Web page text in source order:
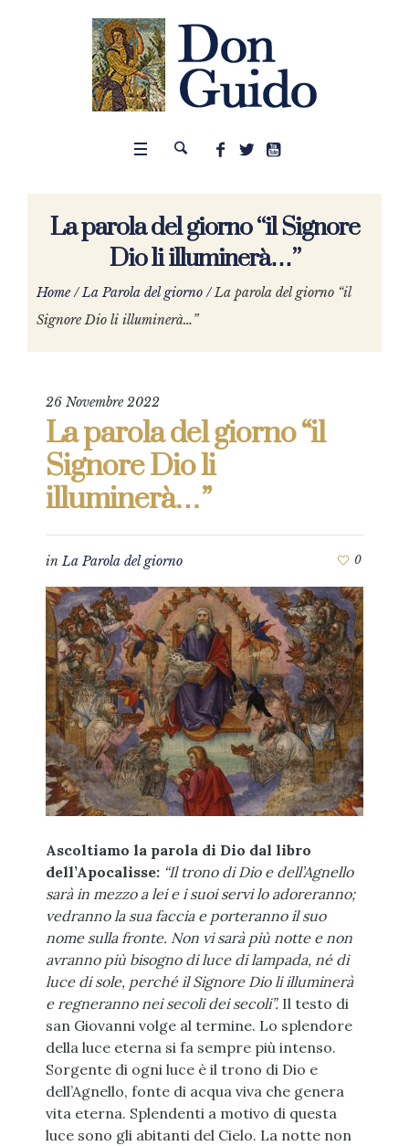
La parola del giorno “il Signore
Dio li illuminerà…”
Home /La Parola del giorno /La parola del giorno “il
Signore Dio li illuminerà…”
26 Novembre 2022
La parola del giorno “il
Signore Dio li
illuminerà…”
inLa Parola del giorno 0
Ascoltiamo la parola di Dio dal libro
dell’Apocalisse: “Il trono di Dio e dell’Agnello
sarà in mezzo a lei e i suoi servi lo adoreranno;
vedranno la sua faccia e porteranno il suo
nome sulla fronte. Non vi sarà più notte e non
avranno più bisogno di luce di lampada, né di
luce di sole, perché il Signore Dio li illuminerà
e regneranno nei secoli dei secoli”.Il testo di
san Giovanni volge al termine. Lo splendore
della luce eterna si fa sempre più intenso.
Sorgente di ogni luce è il trono di Dio e
dell’Agnello, fonte di acqua viva che genera
vita eterna. Splendenti a motivo di questa
luce sono gli abitanti del Cielo. La notte non